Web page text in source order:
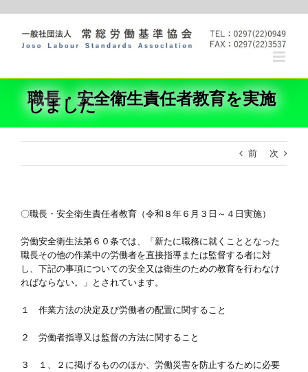
content
職長・安全衛生責任者教育を実施
しました
前 次
〇職長・安全衛生責任者教育（令和８年６月３日～４日実施）
労働安全衛生法第６０条では、「新たに職務に就くこととなった
職長その他の作業中の労働者を直接指導または監督する者に対
し、下記の事項についての安全又は衛生のための教育を行わなけ
ればならない。」とされています。
１ 作業方法の決定及び労働者の配置に関すること
２ 労働者指導又は監督の方法に関すること
３ １、２に掲げるもののほか、労働災害を防止するために必要